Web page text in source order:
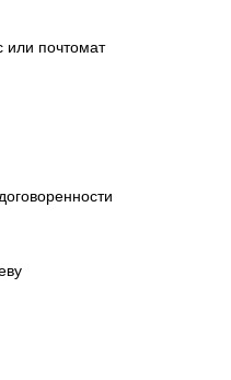
или почтомат